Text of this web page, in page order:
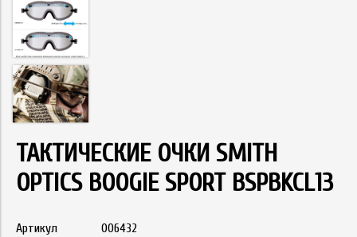
ТАКТИЧЕСКИЕ ОЧКИ SMITH
OPTICS BOOGIE SPORT BSPBKCL13
Артикул 006432